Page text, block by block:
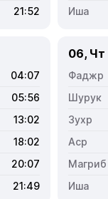
21:52
04:07
05:56
13:02
18:02
20:07
21:49
06, Чт